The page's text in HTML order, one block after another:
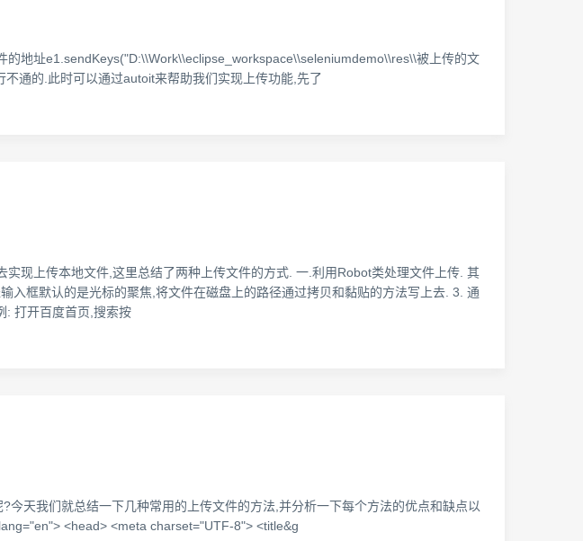
地址e1.sendKeys("D:\\Work\\eclipse_workspace\\seleniumdemo\\res\\被上传的文
通的.此时可以通过autoit来帮助我们实现上传功能,先了
现上传本地文件,这里总结了两种上传文件的方式. 一.利用Robot类处理文件上传. 其
框默认的是光标的聚焦,将文件在磁盘上的路径通过拷贝和黏贴的方法写上去. 3. 通
: 打开百度首页,搜索按
天我们就总结一下几种常用的上传文件的方法,并分析一下每个方法的优点和缺点以
<head> <meta charset="UTF-8"> <title&g